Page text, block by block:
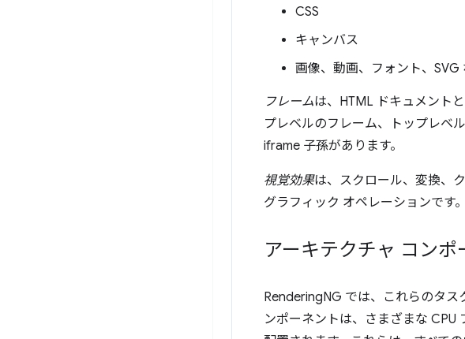
CSS
キャンバス
画像、動画、フォント、SVG
フレームは、HTML ドキュメント
プレベルのフレーム、トップレベ
iframe 子孫があります。
視覚効果は、スクロール、変換、
グラフィック オペレーションです。
アーキテクチャ コンポ
RenderingNG では、これらのタス
ンポーネントは、さまざまな